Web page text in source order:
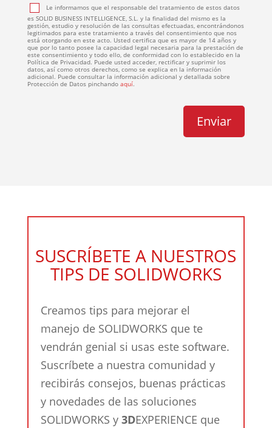
Le informamos que el responsable del tratamiento de estos datos
es SOLID BUSINESS INTELLIGENCE, S.L. y la finalidad del mismo es la
gestión, estudio y resolución de las consultas efectuadas, encontrándonos
legitimados para este tratamiento a través del consentimiento que nos
está otorgando en este acto. Usted certifica que es mayor de 14 años y
que por lo tanto posee la capacidad legal necesaria para la prestación de
este consentimiento y todo ello, de conformidad con lo establecido en la
Política de Privacidad. Puede usted acceder, rectificar y suprimir los
datos, así como otros derechos, como se explica en la información
adicional. Puede consultar la información adicional y detallada sobre
Protección de Datos pinchando aquí.
SUSCRÍBETE A NUESTROS
TIPS DE SOLIDWORKS
Creamos tips para mejorar el
manejo de SOLIDWORKS que te
vendrán genial si usas este software.
Suscríbete a nuestra comunidad y
recibirás consejos, buenas prácticas
y novedades de las soluciones
SOLIDWORKS y3DEXPERIENCE que